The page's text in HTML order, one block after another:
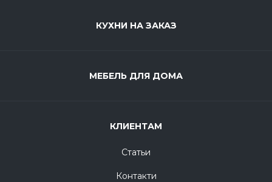
КУХНИ НА ЗАКАЗ
МЕБЕЛЬ ДЛЯ ДОМА
КЛИЕНТАМ
Статьи
Контакти